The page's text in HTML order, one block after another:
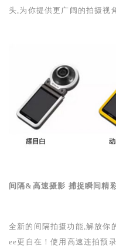
头,为你提供更广阔的拍摄视
间隔& 高速摄影 捕捉瞬间精
全新的间隔拍摄功能,解放你
ee更自在！使用高速连拍预